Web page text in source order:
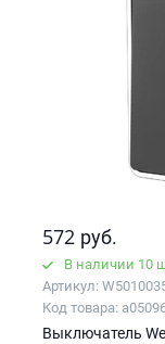
572 руб.
В наличии 10
Артикул:
Код товара:
Выключатель